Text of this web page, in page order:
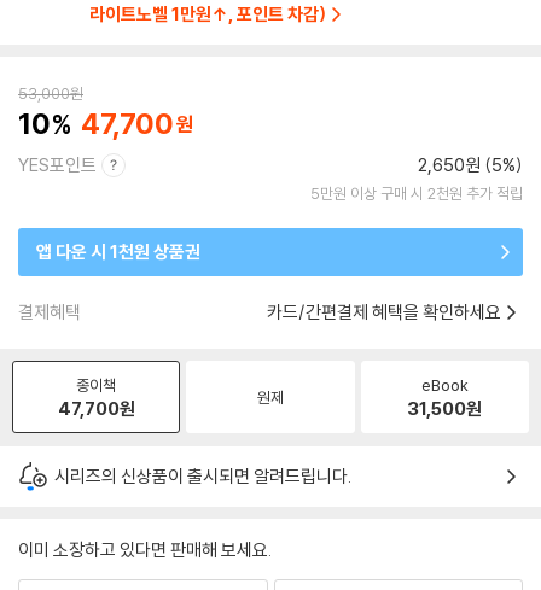
라이트노벨 1만원↑, 포인트 차감)
53,000원
10 47,700
YES포인트 2,650원 (5%)
5만원 이상 구매 시 2천원 추가 적립
앱 다운 시 1천원 상품권
결제혜택 카드/간편결제 혜택을 확인하세요
종이책
47,700원 원제
eBook
31,500원
시리즈의 신상품이 출시되면 알려드립니다.
이미 소장하고 있다면 판매해 보세요.